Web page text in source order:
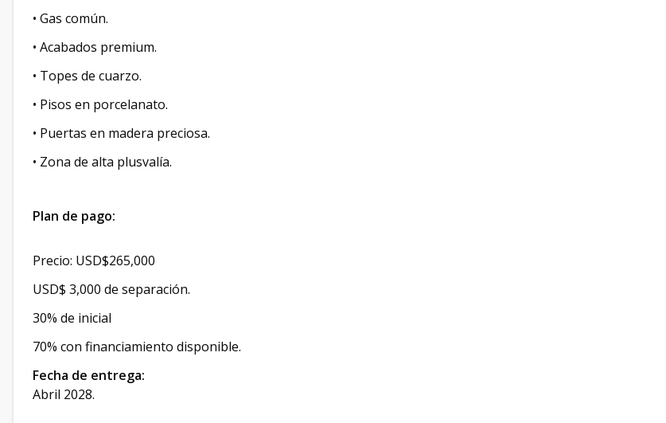
• Gas común.
• Acabados premium.
• Topes de cuarzo.
• Pisos en porcelanato.
• Puertas en madera preciosa.
• Zona de alta plusvalía.
Plan de pago:
Precio: USD$265,000
USD$ 3,000 de separación.
30% de inicial
70% con financiamiento disponible.
Fecha de entrega:
Abril 2028.